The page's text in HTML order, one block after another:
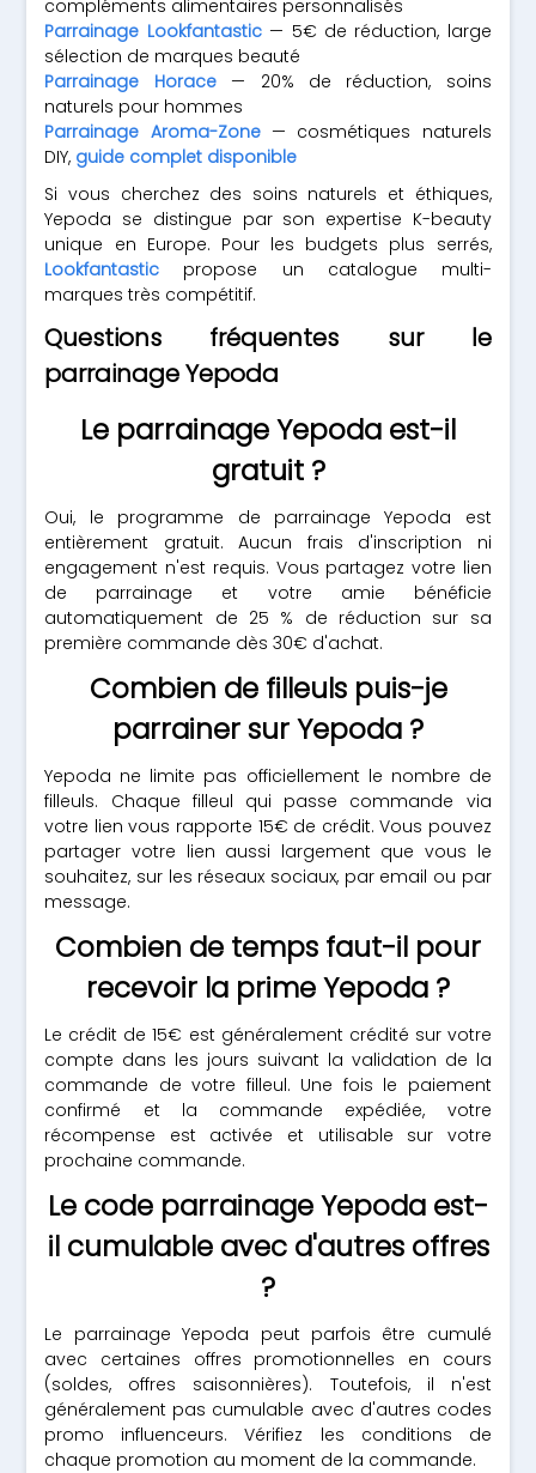
compléments alimentaires personnalisés
Parrainage Lookfantastic— 5€ de réduction, large
sélection de marques beauté
Parrainage Horace— 20% de réduction, soins
naturels pour hommes
Parrainage Aroma-Zone— cosmétiques naturels
DIY, guide complet disponible
Si vous cherchez des soins naturels et éthiques,
Yepoda se distingue par son expertise K-beauty
unique en Europe. Pour les budgets plus serrés,
Lookfantastic propose un catalogue multi-
marques très compétitif.
Questions fréquentes sur le
parrainage Yepoda
Le parrainage Yepoda est-il
gratuit ?
Oui, le programme de parrainage Yepoda est
entièrement gratuit. Aucun frais d'inscription ni
engagement n'est requis. Vous partagez votre lien
de parrainage et votre amie bénéficie
automatiquement de 25 % de réduction sur sa
première commande dès 30€ d'achat.
Combien de filleuls puis-je
parrainer sur Yepoda ?
Yepoda ne limite pas officiellement le nombre de
filleuls. Chaque filleul qui passe commande via
votre lien vous rapporte 15€ de crédit. Vous pouvez
partager votre lien aussi largement que vous le
souhaitez, sur les réseaux sociaux, par email ou par
message.
Combien de temps faut-il pour
recevoir la prime Yepoda ?
Le crédit de 15€ est généralement crédité sur votre
compte dans les jours suivant la validation de la
commande de votre filleul. Une fois le paiement
confirmé et la commande expédiée, votre
récompense est activée et utilisable sur votre
prochaine commande.
Le code parrainage Yepoda est-
il cumulable avec d'autres offres
?
Le parrainage Yepoda peut parfois être cumulé
avec certaines offres promotionnelles en cours
(soldes, offres saisonnières). Toutefois, il n'est
généralement pas cumulable avec d'autres codes
promo influenceurs. Vérifiez les conditions de
chaque promotion au moment de la commande.